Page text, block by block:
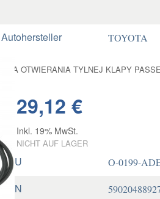
Autohersteller TOYOTA
LINKA OTWIERANIA TYLNEJ KLAPY
29,12 €
Inkl. 19% MwSt.
NICHT AUF LAGER
SKU O-0199-
EAN